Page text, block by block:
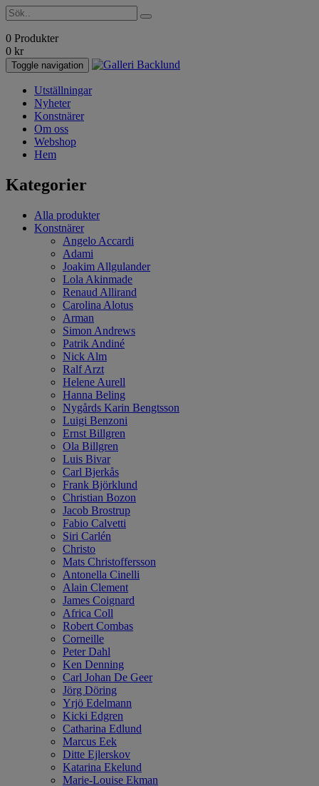
0 Produkter
0 kr
Toggle navigation
Utställningar
Nyheter
Konstnärer
Om oss
Webshop
Hem
Kategorier
Alla produkter
Konstnärer
Angelo Accardi
Adami
Joakim Allgulander
Lola Akinmade
Renaud Allirand
Carolina Alotus
Arman
Simon Andrews
Patrik Andiné
Nick Alm
Ralf Arzt
Helene Aurell
Hanna Beling
Nygårds Karin Bengtsson
Luigi Benzoni
Ernst Billgren
Ola Billgren
Luis Bivar
Carl Bjerkås
Frank Björklund
Christian Bozon
Jacob Brostrup
Fabio Calvetti
Siri Carlén
Christo
Mats Christoffersson
Antonella Cinelli
Alain Clement
James Coignard
Africa Coll
Robert Combas
Corneille
Peter Dahl
Ken Denning
Carl Johan De Geer
Jörg Döring
Yrjö Edelmann
Kicki Edgren
Catharina Edlund
Marcus Eek
Ditte Ejlerskov
Katarina Ekelund
Marie-Louise Ekman